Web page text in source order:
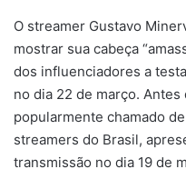
O streamer Gustavo
mostrar sua cabeça
dos influenciadores a
no dia 22 de março.
popularmente chamado
streamers do Brasil,
transmissão no dia 19 de